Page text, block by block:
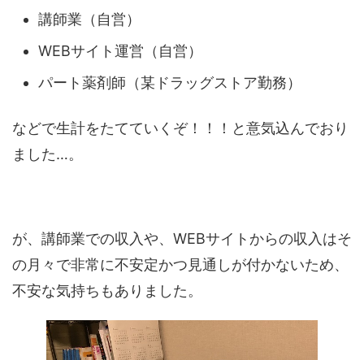
講師業（自営）
WEBサイト運営（自営）
パート薬剤師（某ドラッグストア勤務）
などで生計をたてていくぞ！！！と意気込んでおり
ました…。
が、講師業での収入や、WEBサイトからの収入はそ
の月々で非常に不安定かつ見通しが付かないため、
不安な気持ちもありました。